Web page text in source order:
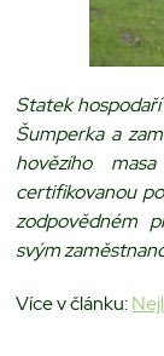
Statek
Šumperka a
hovězího
certifikovanou
zodpovědném
svým
Více v článku: